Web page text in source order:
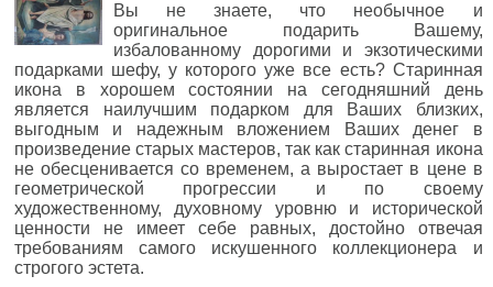
Вы не знаете, что необычное и
оригинальное подарить Вашему,
избалованному дорогими и экзотическими
подарками шефу, у которого уже все есть? Старинная
икона в хорошем состоянии на сегодняшний день
является наилучшим подарком для Ваших близких,
выгодным и надежным вложением Ваших денег в
произведение старых мастеров, так как старинная икона
не обесценивается со временем, а выростает в цене в
геометрической прогрессии и по своему
художественному, духовному уровню и исторической
ценности не имеет себе равных, достойно отвечая
требованиям самого искушенного коллекционера и
строгого эстета.